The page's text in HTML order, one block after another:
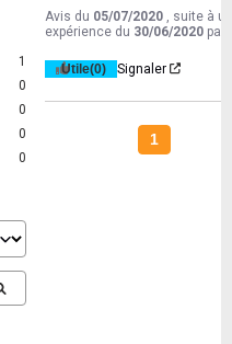
1
0
0
0
0
Avis du 05/07/2020
, suite à
expérience du 30/06/2020 par
Utile(0) Signaler
1